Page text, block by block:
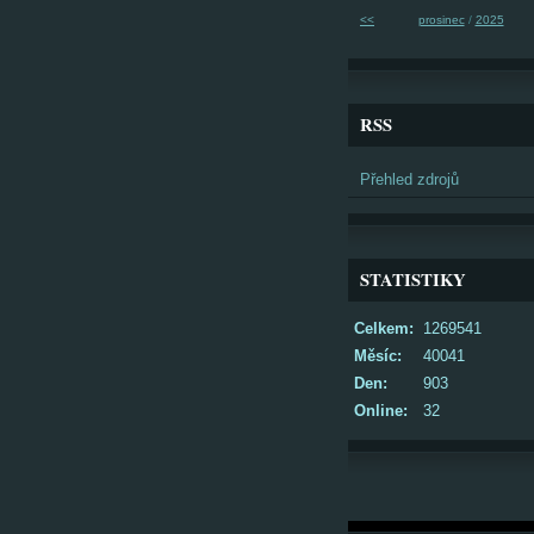
<< prosinec/ 2025
RSS
Přehled zdrojů
STATISTIKY
Online: 32
Celkem:
1269541
Měsíc:
40041
Den:
903